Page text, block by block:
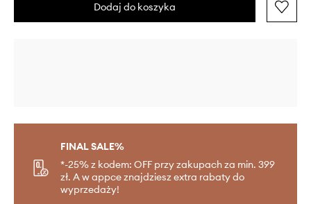
Dodaj do koszyka
FINAL SALE%
*-25% z kodem: OFF przy zakupach za min. 399
zł. A w appce znajdziesz extra rabaty do
wyprzedaży!